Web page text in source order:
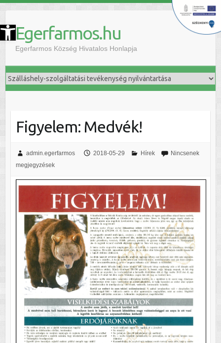
Eszköztár megnyitása Egerfarmos.hu
Egerfarmos Község Hivatalos Honlapja
Figyelem: Medvék!
admin.egerfarmos 2018-05-29 Hírek
Nincsenek
megjegyzések